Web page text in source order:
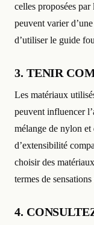
celles proposées
peuvent varier
d’utiliser le guide
3. TENIR
Les matériaux
peuvent influencer
mélange de nylon
d’extensibilité
choisir des
termes de
4.